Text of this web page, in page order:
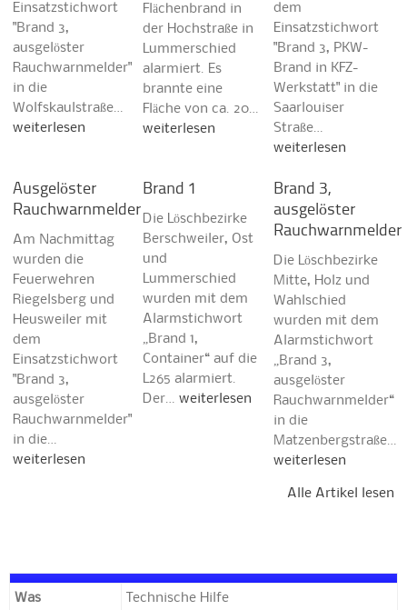
Einsatzstichwort
"Brand 3,
ausgelöster
Rauchwarnmelder"
in die
Wolfskaulstraße…
weiterlesen
Flächenbrand in
der Hochstraße in
Lummerschied
alarmiert. Es
brannte eine
Fläche von ca. 20…
weiterlesen
dem
Einsatzstichwort
"Brand 3, PKW-
Brand in KFZ-
Werkstatt" in die
Saarlouiser
Straße…
weiterlesen
Ausgelöster
Rauchwarnmelder
Am Nachmittag
wurden die
Feuerwehren
Riegelsberg und
Heusweiler mit
dem
Einsatzstichwort
"Brand 3,
ausgelöster
Rauchwarnmelder"
in die…
weiterlesen
Brand 1
Die Löschbezirke
Berschweiler, Ost
und
Lummerschied
wurden mit dem
Alarmstichwort
„Brand 1,
Container“ auf die
L265 alarmiert.
Der…weiterlesen
Brand 3,
ausgelöster
Rauchwarnmelder
Die Löschbezirke
Mitte, Holz und
Wahlschied
wurden mit dem
Alarmstichwort
„Brand 3,
ausgelöster
Rauchwarnmelder“
in die
Matzenbergstraße…
weiterlesen
Alle Artikel lesen
Was Technische Hilfe